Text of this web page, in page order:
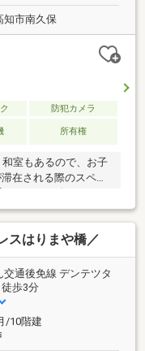
知市南久保
防犯カメラ
所有権
室もあるので、お子
在される際のスペー
で行けそうですね！
スはりまや橋／
交通後免線 デンテツタ
歩3分
/10階建